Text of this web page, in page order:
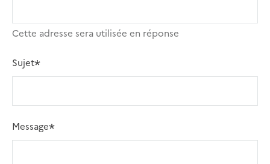
Cette adresse sera utilisée en réponse
Sujet
Message